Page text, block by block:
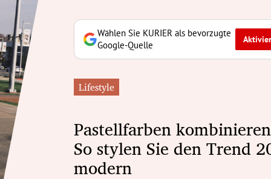
Wählen Sie KURIER als bevorzugte
Google-Quelle
Lifestyle
Pastellfarben
So stylen Sie den Trend
modern